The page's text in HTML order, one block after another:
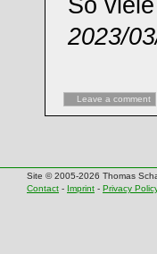
So
2023/
Leave a comment
Site © 2005-2026 Thomas
Contact - Imprint - Privacy